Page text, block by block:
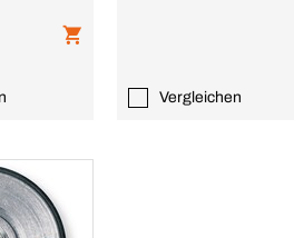
Vergleichen